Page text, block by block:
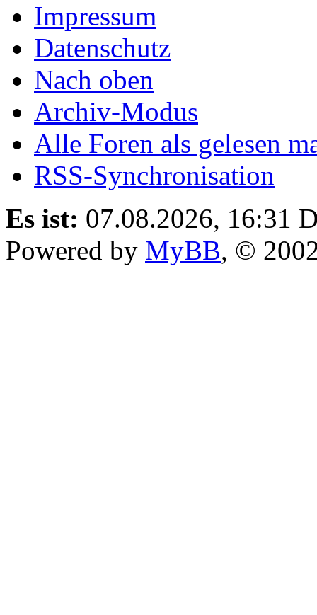
Impressum
Datenschutz
Nach oben
Archiv-Modus
Alle Foren als gelesen
RSS-Synchronisation
Es ist: 07.08.2026, 16:31
Powered by MyBB, ©